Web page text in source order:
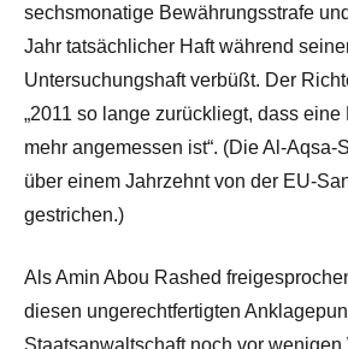
sechsmonatige Bewährungsstrafe
Jahr tatsächlicher Haft während
Untersuchungshaft verbüßt. Der
„2011 so lange zurückliegt, dass
mehr angemessen ist“. (Die Al-Aqsa-
über einem Jahrzehnt von der EU-
gestrichen.)
Als Amin Abou Rashed
diesen ungerechtfertigten
Staatsanwaltschaft noch vor